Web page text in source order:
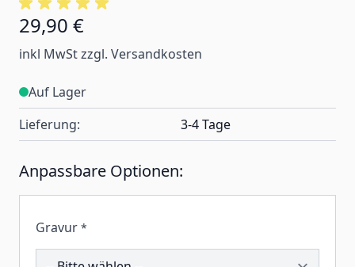
29,90 €
inkl MwSt zzgl. Versandkosten
Auf Lager
Lieferung:
3-4 Tage
Anpassbare Optionen:
Gravur *
192615